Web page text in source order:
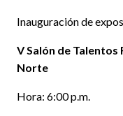
Inauguración de
V Salón de
Norte
Hora: 6:00 p.m.